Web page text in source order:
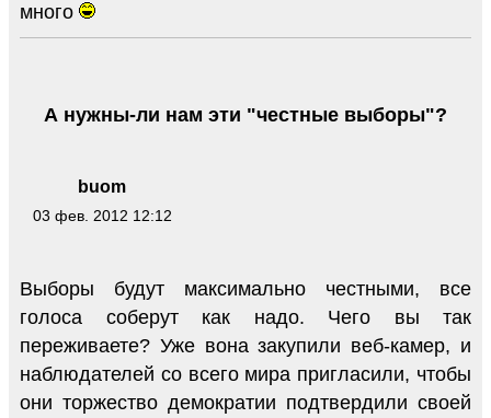
много
buom
03 фев. 2012 12:12
А нужны-ли нам эти "честные выборы"?
Выборы будут максимально честными, все
голоса соберут как надо. Чего вы так
переживаете? Уже вона закупили веб-камер, и
наблюдателей со всего мира пригласили, чтобы
они торжество демократии подтвердили своей